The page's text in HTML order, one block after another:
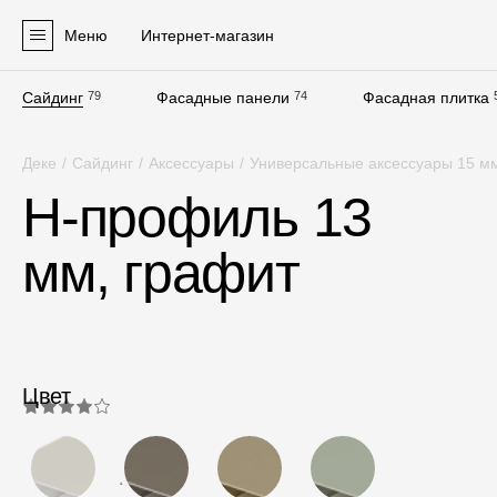
Меню Интернет-магазин
Сайдинг 79 Фасадные панели 74 Фасадная плитка
Сайдинг
Софиты
Фасадные панели
Пленки и мембраны
Деке / Сайдинг / Аксессуары / Универсальные аксессуары 15
H-профиль 13
мм, графит
4.0
Цвет